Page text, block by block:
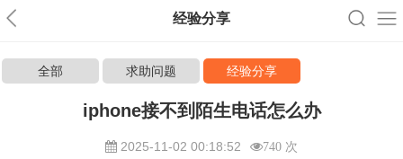
经验分享
全部 求助问题 经验分享
iphone接不到陌生电话怎么办
2025-11-02 00:18:52 740 次